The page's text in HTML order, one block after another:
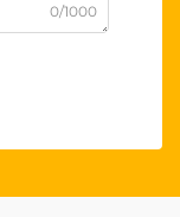
0/1000